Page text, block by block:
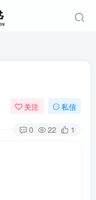
关注 私信
0 22 1